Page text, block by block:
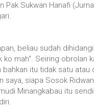
Pak Sukwan Hanafi
beliau sudah
ko mah". Seiring obrolan
itu tidak satu
saya, siapa Sosok
Minangkabau itu